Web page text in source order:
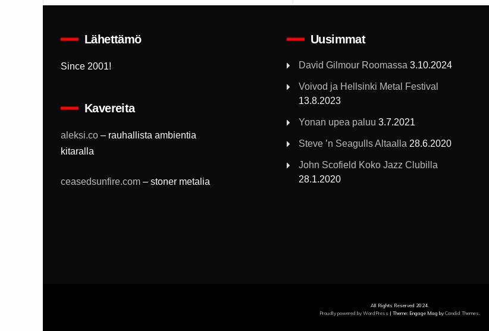
selaus
Lähettämö
Since 2001!
Kavereita
aleksi.co – rauhallista ambientia
kitaralla
ceasedsunfire.com – stoner metalia
Uusimmat
David Gilmour Roomassa 3.10.2024
Voivod ja Hellsinki Metal Festival
13.8.2023
Yonan upea paluu 3.7.2021
Steve ’n Seagulls Altaalla 28.6.2020
John Scofield Koko Jazz Clubilla
28.1.2020
All Rights Reserved 2024.
Proudly powered by WordPress | Theme: Engage Mag by Candid Themes